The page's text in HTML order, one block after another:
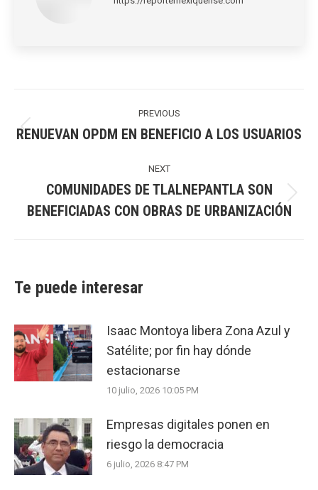
navigation
PREVIOUS
Previous
RENUEVAN OPDM EN BENEFICIO A LOS USUARIOS
NEXT
post:
COMUNIDADES DE TLALNEPANTLA SON
BENEFICIADAS CON OBRAS DE URBANIZACIÓN
Te puede interesar
Isaac Montoya libera Zona Azul y
Satélite; por fin hay dónde
estacionarse
10 julio, 2026 10:05 PM
Empresas digitales ponen en
riesgo la democracia
6 julio, 2026 8:47 PM